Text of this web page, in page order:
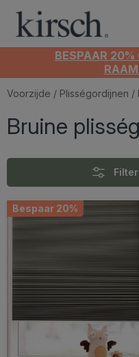
BESPAAR 20%
Voorzijde / Plisségordijnen /
Bruine
Bespaar 20%